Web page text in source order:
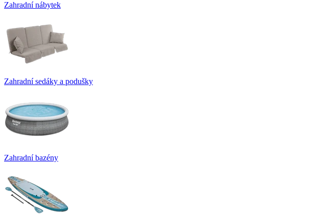
Zahradní nábytek
Zahradní sedáky a podušky
Zahradní bazény